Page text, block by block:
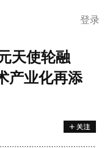
登录
天使轮融
产业化再添